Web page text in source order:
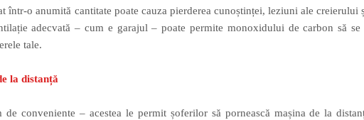
o anumită cantitate poate cauza pierderea cunoștinței, leziuni ale creierului
adecvată – cum e garajul – poate permite monoxidului de carbon să se
tale.
la distanță
conveniente – acestea le permit șoferilor să pornească mașina de la